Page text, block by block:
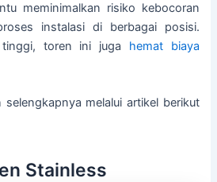
meminimalkan risiko kebocoran
instalasi di berbagai posisi.
toren ini juga hemat biaya
selengkapnya melalui artikel berikut
Stainless